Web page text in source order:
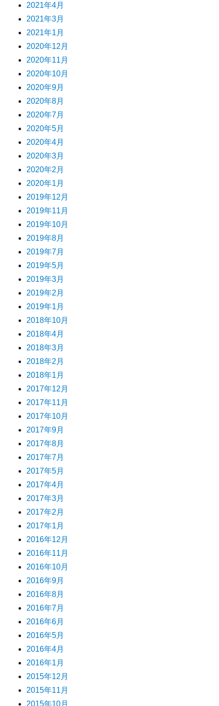
2021年4月
2021年3月
2021年1月
2020年12月
2020年11月
2020年10月
2020年9月
2020年8月
2020年7月
2020年5月
2020年4月
2020年3月
2020年2月
2020年1月
2019年12月
2019年11月
2019年10月
2019年8月
2019年7月
2019年5月
2019年3月
2019年2月
2019年1月
2018年10月
2018年4月
2018年3月
2018年2月
2018年1月
2017年12月
2017年11月
2017年10月
2017年9月
2017年8月
2017年7月
2017年5月
2017年4月
2017年3月
2017年2月
2017年1月
2016年12月
2016年11月
2016年10月
2016年9月
2016年8月
2016年7月
2016年6月
2016年5月
2016年4月
2016年1月
2015年12月
2015年11月
2015年10月